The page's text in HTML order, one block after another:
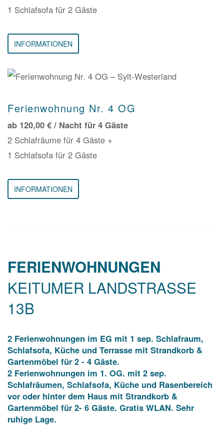
1 Schlafsofa für 2 Gäste
INFORMATIONEN
Ferienwohnung Nr. 4 OG
ab 120,00 € / Nacht für 4 Gäste
2 Schlafräume für 4 Gäste +
1 Schlafsofa für 2 Gäste
INFORMATIONEN
FERIENWOHNUNGEN
KEITUMER LANDSTRASSE
13B
2 Ferienwohnungen im EG mit 1 sep. Schlafraum,
Schlafsofa, Küche und Terrasse mit Strandkorb &
Gartenmöbel für 2 - 4 Gäste.
2 Ferienwohnungen im 1. OG. mit 2 sep.
Schlafräumen, Schlafsofa, Küche und Rasenbereich
vor oder hinter dem Haus mit Strandkorb &
Gartenmöbel für 2- 6 Gäste. Gratis WLAN. Sehr
ruhige Lage.